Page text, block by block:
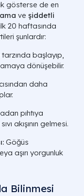
gösterse de en
ve şiddetli
20 haftasında
şunlardır:
başlayıp,
dönüşebilir.
daha
pıhtıya
akışının gelmesi.
Göğüs
aşırı yorgunluk
Bilinmesi